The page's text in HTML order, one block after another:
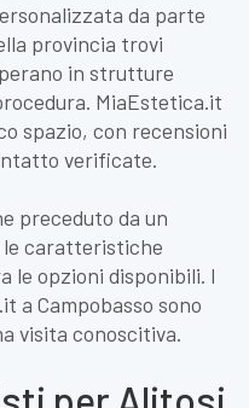
da parte
provincia trovi
in strutture
MiaEstetica.it
spazio, con recensioni
verificate.
preceduto da un
le caratteristiche
le opzioni disponibili. I
a Campobasso sono
visita conoscitiva.